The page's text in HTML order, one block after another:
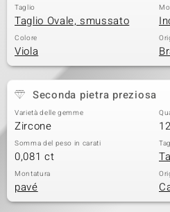
Taglio
Taglio Ovale, smussato
Colore
Viola
Seconda pietra preziosa
Varietà delle gemme
Zircone
Somma del peso in carati
0,081 ct
Montatura
pavé